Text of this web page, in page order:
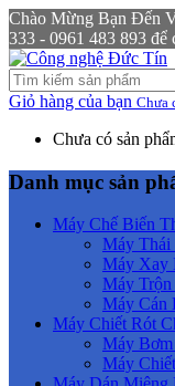
Chào Mừng Bạn Đến
333 - 0961 483 893 để
Giỏ hàng của bạn Chưa
Chưa có sản
Danh mục sản
Máy Chế Biến
Máy Thái
Máy Xay
Máy
Máy Cán
Máy Chiết Rót
Máy
Máy